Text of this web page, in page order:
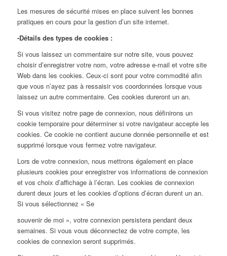
Les mesures de sécurité mises en place suivent les bonnes
pratiques en cours pour la gestion d’un site internet.
-Détails des types de cookies :
Si vous laissez un commentaire sur notre site, vous pouvez
choisir d’enregistrer votre nom, votre adresse e-mail et votre site
Web dans les cookies. Ceux-ci sont pour votre commodité afin
que vous n’ayez pas à ressaisir vos coordonnées lorsque vous
laissez un autre commentaire. Ces cookies dureront un an.
Si vous visitez notre page de connexion, nous définirons un
cookie temporaire pour déterminer si votre navigateur accepte les
cookies. Ce cookie ne contient aucune donnée personnelle et est
supprimé lorsque vous fermez votre navigateur.
Lors de votre connexion, nous mettrons également en place
plusieurs cookies pour enregistrer vos informations de connexion
et vos choix d’affichage à l’écran. Les cookies de connexion
durent deux jours et les cookies d’options d’écran durent un an.
Si vous sélectionnez « Se
souvenir de moi », votre connexion persistera pendant deux
semaines. Si vous vous déconnectez de votre compte, les
cookies de connexion seront supprimés.